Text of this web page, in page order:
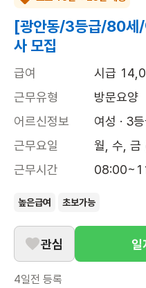
[광안동/3등급/80세/
사 모집
급여
시급
근무유형
방문요양
어르신정보
여성 · 3
근무요일
월, 수, 금
근무시간
높은급여 초보가능
관심 일
4일전 등록